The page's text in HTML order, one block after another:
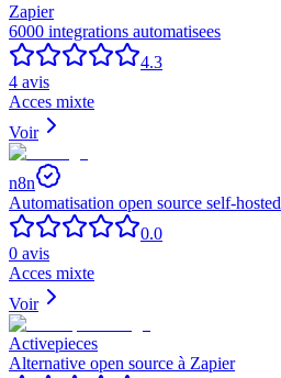
Zapier
6000 integrations automatisees
4.3
4 avis
Acces mixte
Voir
n8n
Automatisation open source self-hosted
0.0
0 avis
Acces mixte
Voir
Activepieces
Alternative open source à Zapier